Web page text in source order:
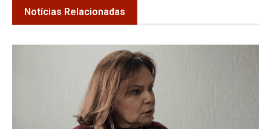
Notícias Relacionadas